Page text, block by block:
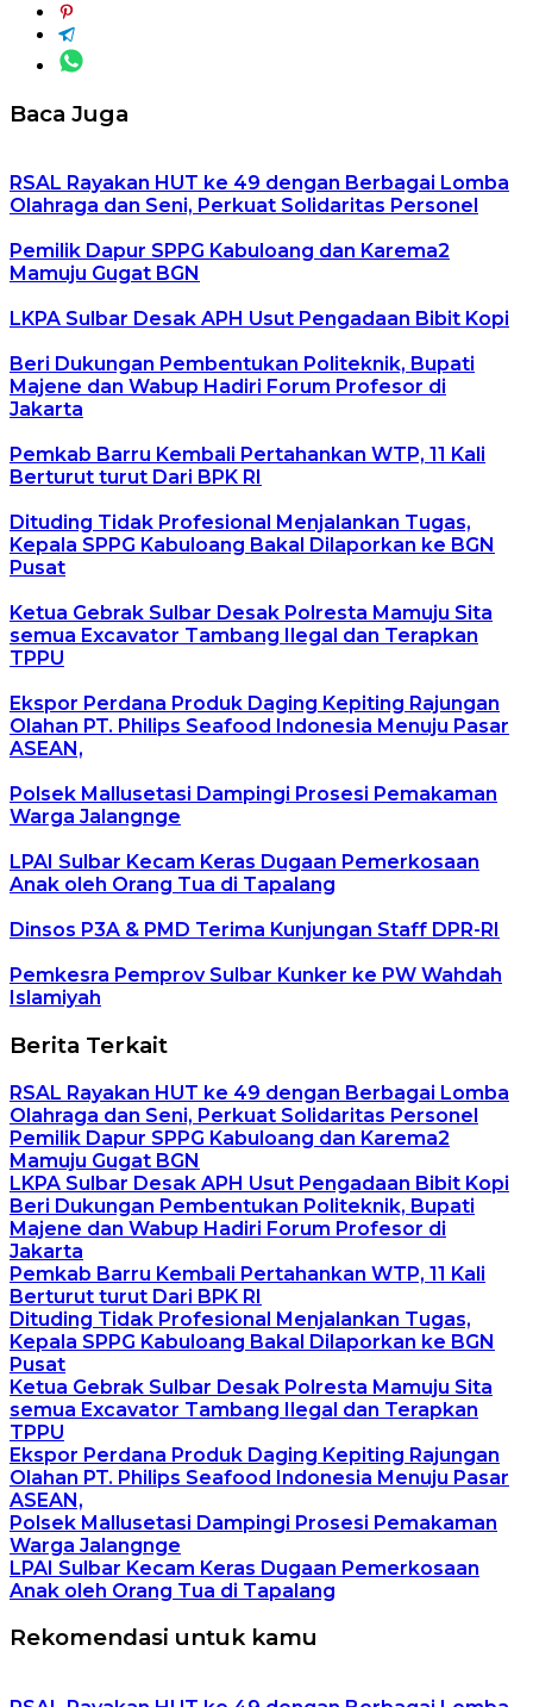
Baca Juga
RSAL Rayakan HUT ke 49 dengan Berbagai Lomba
Olahraga dan Seni, Perkuat Solidaritas Personel
Pemilik Dapur SPPG Kabuloang dan Karema2
Mamuju Gugat BGN
LKPA Sulbar Desak APH Usut Pengadaan Bibit Kopi
Beri Dukungan Pembentukan Politeknik, Bupati
Majene dan Wabup Hadiri Forum Profesor di
Jakarta
Pemkab Barru Kembali Pertahankan WTP, 11 Kali
Berturut turut Dari BPK RI
Dituding Tidak Profesional Menjalankan Tugas,
Kepala SPPG Kabuloang Bakal Dilaporkan ke BGN
Pusat
Ketua Gebrak Sulbar Desak Polresta Mamuju Sita
semua Excavator Tambang Ilegal dan Terapkan
TPPU
Ekspor Perdana Produk Daging Kepiting Rajungan
Olahan PT. Philips Seafood Indonesia Menuju Pasar
ASEAN,
Polsek Mallusetasi Dampingi Prosesi Pemakaman
Warga Jalangnge
LPAI Sulbar Kecam Keras Dugaan Pemerkosaan
Anak oleh Orang Tua di Tapalang
Dinsos P3A & PMD Terima Kunjungan Staff DPR-RI
Pemkesra Pemprov Sulbar Kunker ke PW Wahdah
Islamiyah
Berita Terkait
RSAL Rayakan HUT ke 49 dengan Berbagai Lomba
Olahraga dan Seni, Perkuat Solidaritas Personel
Pemilik Dapur SPPG Kabuloang dan Karema2
Mamuju Gugat BGN
LKPA Sulbar Desak APH Usut Pengadaan Bibit Kopi
Beri Dukungan Pembentukan Politeknik, Bupati
Majene dan Wabup Hadiri Forum Profesor di
Jakarta
Pemkab Barru Kembali Pertahankan WTP, 11 Kali
Berturut turut Dari BPK RI
Dituding Tidak Profesional Menjalankan Tugas,
Kepala SPPG Kabuloang Bakal Dilaporkan ke BGN
Pusat
Ketua Gebrak Sulbar Desak Polresta Mamuju Sita
semua Excavator Tambang Ilegal dan Terapkan
TPPU
Ekspor Perdana Produk Daging Kepiting Rajungan
Olahan PT. Philips Seafood Indonesia Menuju Pasar
ASEAN,
Polsek Mallusetasi Dampingi Prosesi Pemakaman
Warga Jalangnge
LPAI Sulbar Kecam Keras Dugaan Pemerkosaan
Anak oleh Orang Tua di Tapalang
Rekomendasi untuk kamu